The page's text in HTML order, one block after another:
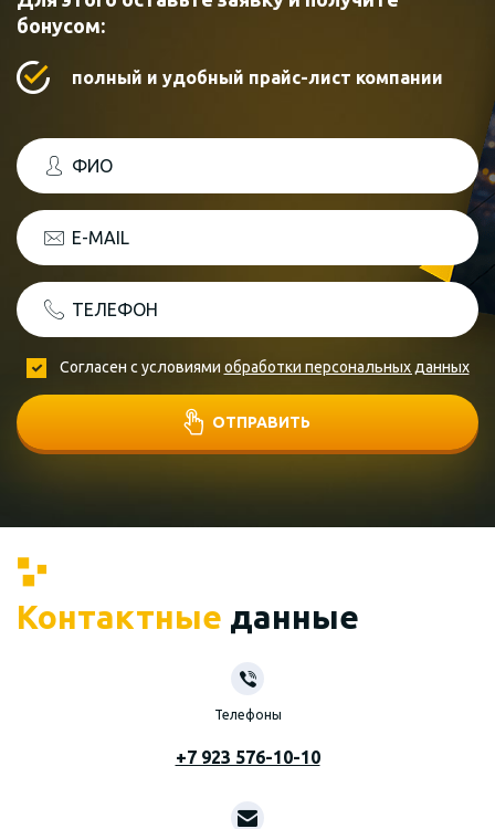
бонусом:
полный и удобный прайс-лист компании
ФИО
E-MAIL
ТЕЛЕФОН
Согласен с условиями обработки персональных данных
ОТПРАВИТЬ
Контактные данные
Телефоны
+7 923 576-10-10